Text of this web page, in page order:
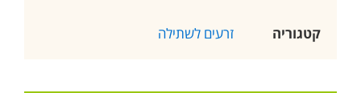
קטגוריה זרעים לשתילה